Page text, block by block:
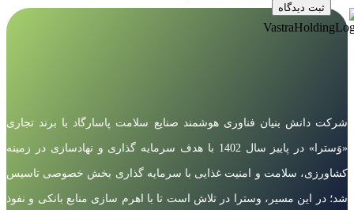
ثبت دیدگاه
شرکت دانش بنیان فناوری هوشمند صنایع سلامت پاسارگاد با برند تجاری
«وَسترا» در پاییز سال 1402 با هدف سرمایه گذاری و نهادسازی در زمینه
کشاورزی، سلامت و امنیت غذایی با سرمایه گذاری بخش خصوصی تاسیس
شد؛ در این مسیر، وسترا در تلاش است تا با اهرم سازی منابع بانکی و نفوذ